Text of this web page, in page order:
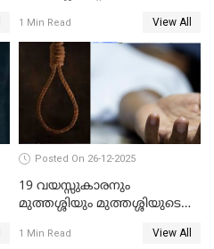
1 Min Read View All
Posted On 26-12-2025
19 വയസ്സുകാരനും
മുത്തശ്ശിയും മുത്തശ്ശിയുടെ
മരിച്ചനിലയിൽ
1 Min Read View All